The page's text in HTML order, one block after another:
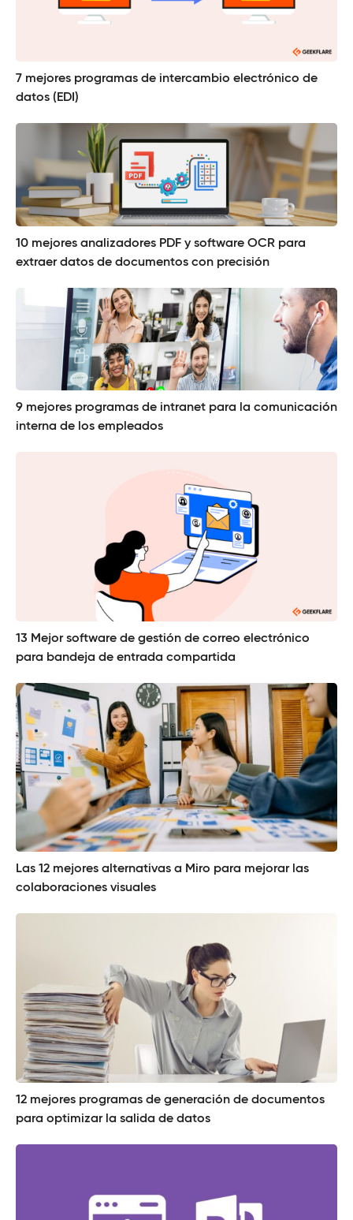
7 mejores programas de intercambio electrónico de
datos (EDI)
10 mejores analizadores PDF y software OCR para
extraer datos de documentos con precisión
9 mejores programas de intranet para la comunicación
interna de los empleados
13 Mejor software de gestión de correo electrónico
para bandeja de entrada compartida
Las 12 mejores alternativas a Miro para mejorar las
colaboraciones visuales
12 mejores programas de generación de documentos
para optimizar la salida de datos